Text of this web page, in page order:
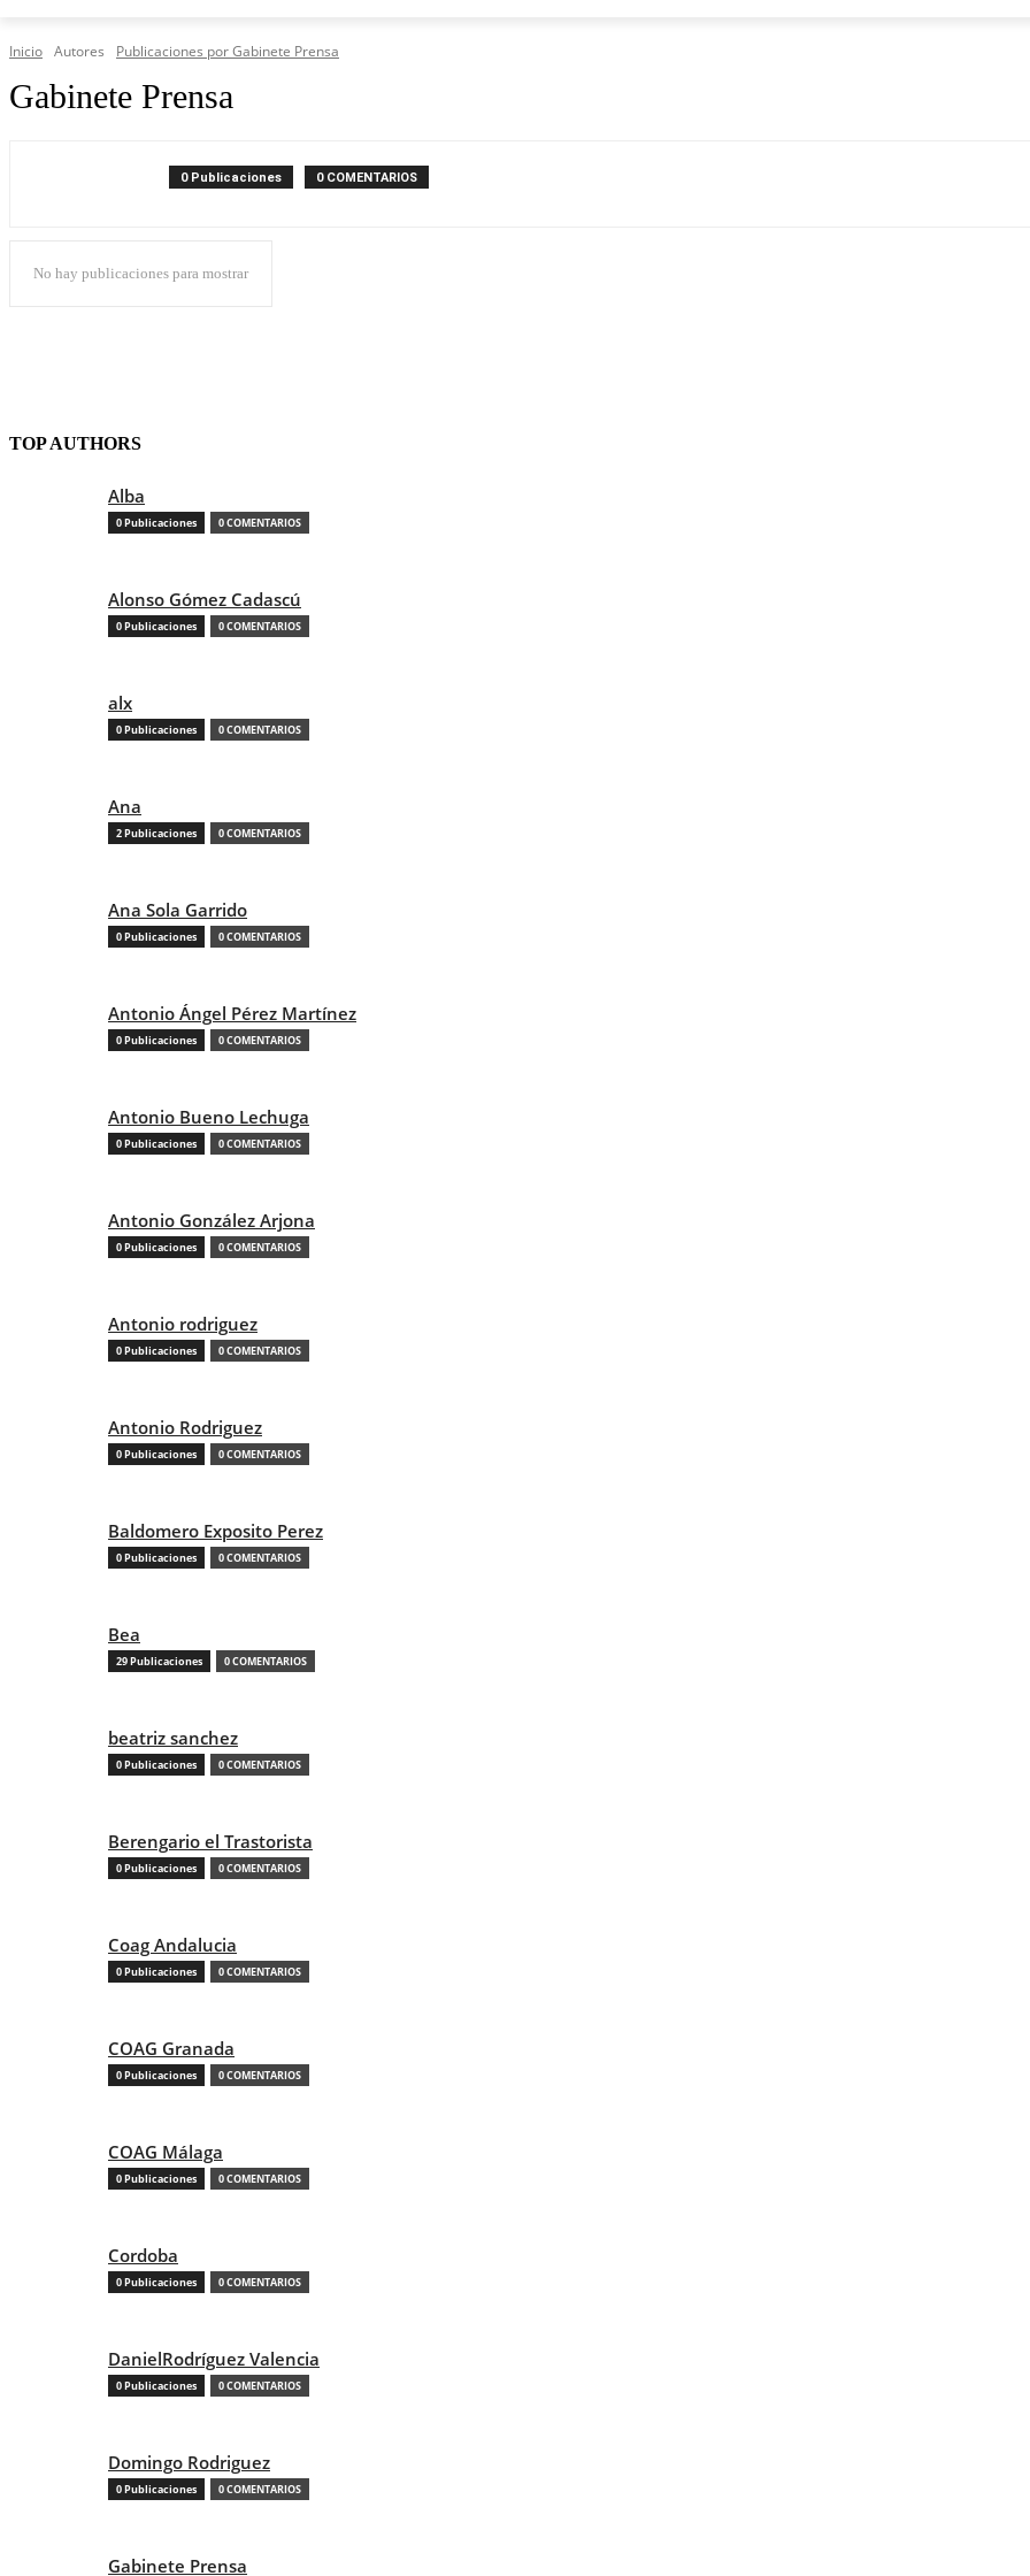
Inicio Autores Publicaciones por Gabinete Prensa
Gabinete Prensa
0 Publicaciones 0 COMENTARIOS
No hay publicaciones para mostrar
TOP AUTHORS
Alba
0 Publicaciones 0 COMENTARIOS
Alonso Gómez Cadascú
0 Publicaciones 0 COMENTARIOS
alx
0 Publicaciones 0 COMENTARIOS
Ana
2 Publicaciones 0 COMENTARIOS
Ana Sola Garrido
0 Publicaciones 0 COMENTARIOS
Antonio Ángel Pérez Martínez
0 Publicaciones 0 COMENTARIOS
Antonio Bueno Lechuga
0 Publicaciones 0 COMENTARIOS
Antonio González Arjona
0 Publicaciones 0 COMENTARIOS
Antonio rodriguez
0 Publicaciones 0 COMENTARIOS
Antonio Rodriguez
0 Publicaciones 0 COMENTARIOS
Baldomero Exposito Perez
0 Publicaciones 0 COMENTARIOS
Bea
29 Publicaciones 0 COMENTARIOS
beatriz sanchez
0 Publicaciones 0 COMENTARIOS
Berengario el Trastorista
0 Publicaciones 0 COMENTARIOS
Coag Andalucia
0 Publicaciones 0 COMENTARIOS
COAG Granada
0 Publicaciones 0 COMENTARIOS
COAG Málaga
0 Publicaciones 0 COMENTARIOS
Cordoba
0 Publicaciones 0 COMENTARIOS
DanielRodríguez Valencia
0 Publicaciones 0 COMENTARIOS
Domingo Rodriguez
0 Publicaciones 0 COMENTARIOS
Gabinete Prensa